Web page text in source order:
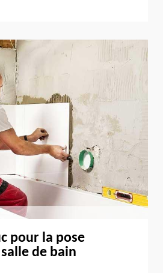
pour la pose
de bain